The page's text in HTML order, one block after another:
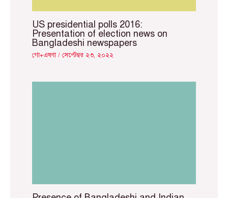
US presidential polls 2016:
Presentation of election news on
Bangladeshi newspapers
গো+এষণা/সেপ্টেম্বর ২৩, ২০২২